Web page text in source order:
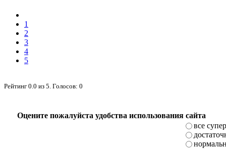
1
2
3
4
5
Рейтинг 0.0 из 5 . Голосов: 0
Оцените пожалуйста удобства использования сайта
все супер